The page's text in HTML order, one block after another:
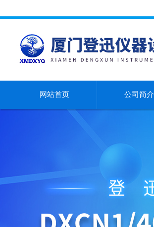
网站首页 公司简介